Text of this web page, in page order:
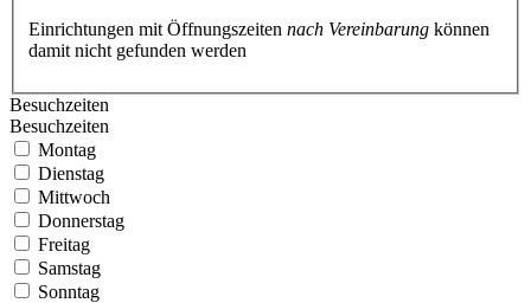
Einrichtungen mit Öffnungszeiten nach Vereinbarung können
damit nicht gefunden werden
Besuchzeiten
Besuchzeiten
Montag
Dienstag
Mittwoch
Donnerstag
Freitag
Samstag
Sonntag